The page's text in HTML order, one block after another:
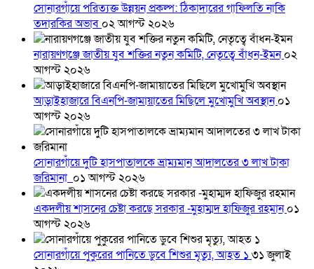
সোনারগাঁয়ে পরিত্যক্ত উন্নয়ন প্রকল্প: ঠিকাদারের গাফিলতি নাকি
তদারকির অভাব ০২ আগস্ট ২০২৬
নারায়ণগঞ্জে জাতীয় যুব শক্তির নতুন কমিটি, নেতৃত্বে বাঁধন-ইমন০২
আগস্ট ২০২৬
আড়াইহাজারে বিএনপি-জামায়াতের মিছিলে মুখোমুখি অবস্থান০১
আগস্ট ২০২৬
সোনারগাঁয়ে দুটি হাসপাতালকে ভ্রাম্যমান আদালতের ৩ লাখ টাকা
জরিমানা ০১ আগস্ট ২০২৬
একদলীয় শাসনের চেষ্টা করছে সরকার -মুহাম্মদ হাফিজুর রহমান০১
আগস্ট ২০২৬
সোনারগাঁয়ে পুকুরের পানিতে ডুবে শিশুর মৃত্যু, আহত ১ ৩১ জুলাই